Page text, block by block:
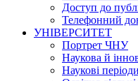
Доступ до
Телефонний
УНІВЕРСИТЕТ
Портрет ЧНУ
Наукова й
Наукові